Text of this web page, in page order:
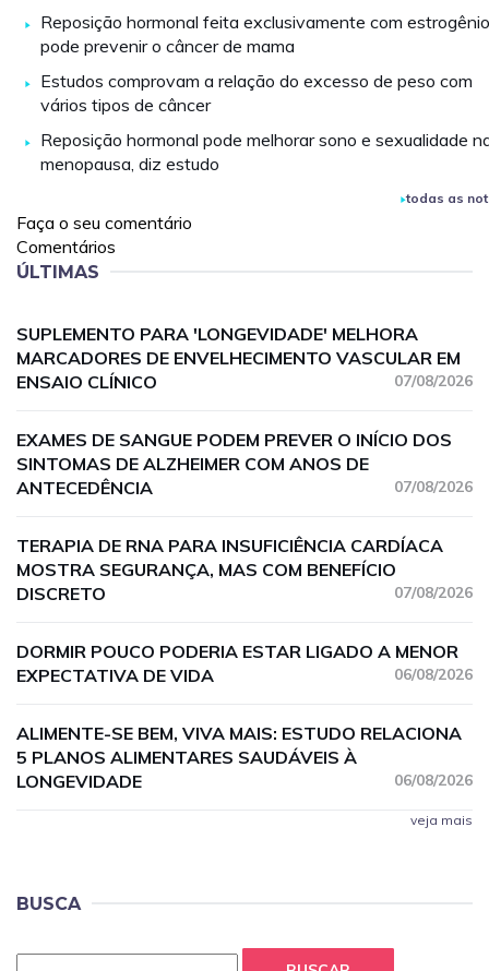
Reposição hormonal feita exclusivamente com estrogênio
pode prevenir o câncer de mama
Estudos comprovam a relação do excesso de peso com
vários tipos de câncer
Reposição hormonal pode melhorar sono e sexualidade
menopausa, diz estudo
todas as
Faça o seu comentário
Comentários
ÚLTIMAS
SUPLEMENTO PARA 'LONGEVIDADE' MELHORA
MARCADORES DE ENVELHECIMENTO VASCULAR EM
ENSAIO CLÍNICO
07/08/2026
EXAMES DE SANGUE PODEM PREVER O INÍCIO DOS
SINTOMAS DE ALZHEIMER COM ANOS DE
ANTECEDÊNCIA
07/08/2026
TERAPIA DE RNA PARA INSUFICIÊNCIA CARDÍACA
MOSTRA SEGURANÇA, MAS COM BENEFÍCIO
DISCRETO
07/08/2026
DORMIR POUCO PODERIA ESTAR LIGADO A MENOR
EXPECTATIVA DE VIDA
06/08/2026
ALIMENTE-SE BEM, VIVA MAIS: ESTUDO RELACIONA
5 PLANOS ALIMENTARES SAUDÁVEIS À
LONGEVIDADE
06/08/2026
veja mais
BUSCA